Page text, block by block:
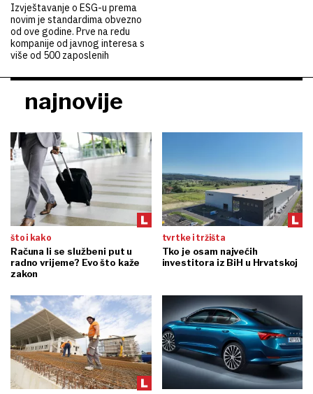
Izvještavanje o ESG-u prema
novim je standardima obvezno
od ove godine. Prve na redu
kompanije od javnog interesa s
više od 500 zaposlenih
najnovije
što i kako
Računa li se službeni put u
radno vrijeme? Evo što kaže
zakon
tvrtke i tržišta
Tko je osam najvećih
investitora iz BiH u Hrvatskoj